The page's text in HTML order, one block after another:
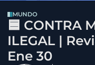
MUNDO
🟦 CONTRA
ILEGAL |
Ene 30